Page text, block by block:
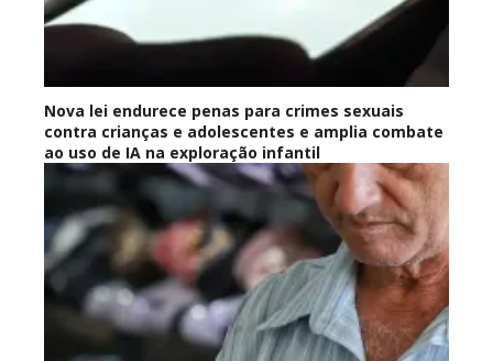
Nova lei endurece penas para crimes sexuais
contra crianças e adolescentes e amplia combate
ao uso de IA na exploração infantil